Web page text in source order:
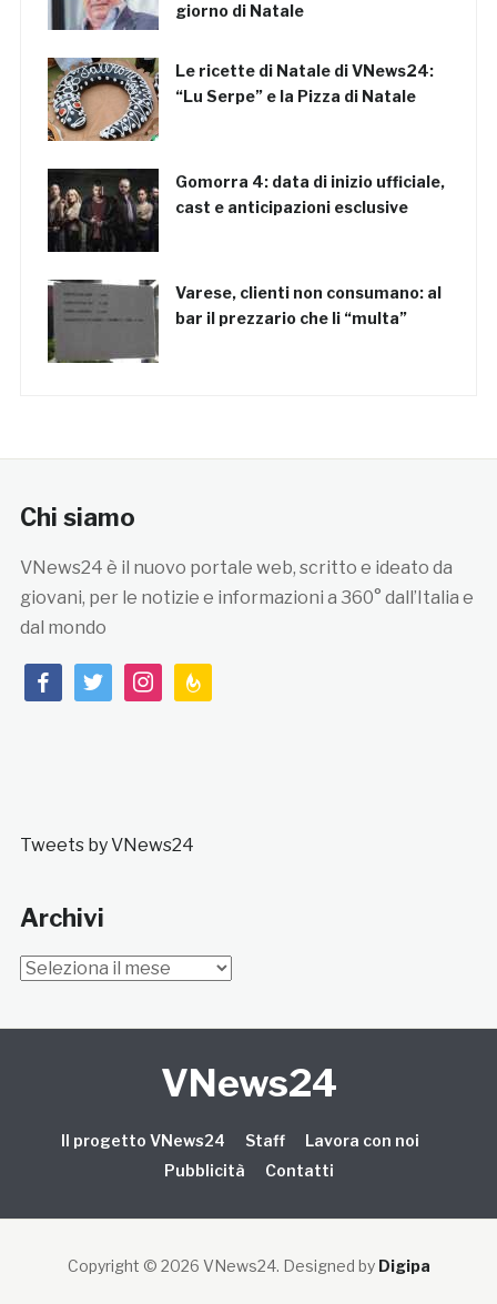
giorno di Natale
Le ricette di Natale di VNews24:
“Lu Serpe” e la Pizza di Natale
Gomorra 4: data di inizio ufficiale,
cast e anticipazioni esclusive
Varese, clienti non consumano: al
bar il prezzario che li “multa”
Chi siamo
VNews24 è il nuovo portale web, scritto e ideato da
giovani, per le notizie e informazioni a 360° dall’Italia e
dal mondo
facebooktwitterinstagramfeedburner
Tweets by VNews24
Archivi
Archivi
VNews24
Il progetto VNews24 Staff
Lavora con noi
Pubblicità
Contatti
Copyright © 2026 VNews24. Designed by Digipa